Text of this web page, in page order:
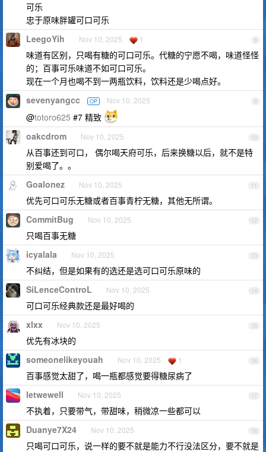
可乐
忠于原味胖罐可口可乐
8
LeegoYih Nov 10, 2025 1
味道有区别，只喝有糖的可口可乐。代糖的宁愿不喝，味道怪怪
的；百事可乐味道不如可口可乐。
现在一个月也喝不到一两瓶饮料，饮料还是少喝点好。
9
sevenyangcc OP Nov 10, 2025
@totoro625 #7 精致
10
oakcdrom Nov 10, 2025
从百事还到可口， 偶尔喝天府可乐，后来换糖以后，就不是特
别爱喝了。。
11
Goalonez Nov 10, 2025
优先可口可乐无糖或者百事青柠无糖，其他无所谓。
12
CommitBug Nov 10, 2025
只喝百事无糖
13
icyalala Nov 10, 2025
不纠结，但是如果有的选还是选可口可乐原味的
14
SiLenceControL Nov 10, 2025
可口可乐经典款还是最好喝的
15
xlxx Nov 10, 2025
优先有冰块的
16
someonelikeyouah Nov 10, 2025 1
百事感觉太甜了，喝一瓶都感觉要得糖尿病了
17
letwewell Nov 10, 2025
不执着，只要带气，带甜味，稍微凉一些都可以
18
Duanye7X24 Nov 10, 2025
只喝可口可乐，说一样的要不就是能力不行没法区分，要不就是